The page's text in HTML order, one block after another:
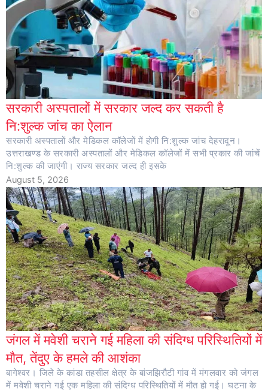
सरकारी अस्पतालों में सरकार जल्द कर सकती है
नि:शुल्क जांच का ऐलान
सरकारी अस्पतालों और मेडिकल कॉलेजों में होगी नि:शुल्क जांच देहरादून।
उत्तराखण्ड के सरकारी अस्पतालों और मेडिकल कॉलेजों में सभी प्रकार की जांचें
नि:शुल्क की जाएंगी। राज्य सरकार जल्द ही इसके
August 5, 2026
जंगल में मवेशी चराने गई महिला की संदिग्ध परिस्थितियों में
मौत, तेंदुए के हमले की आशंका
बागेश्वर। जिले के कांडा तहसील क्षेत्र के बांजझिरौटी गांव में मंगलवार को जंगल
में मवेशी चराने गई एक महिला की संदिग्ध परिस्थितियों में मौत हो गई। घटना के